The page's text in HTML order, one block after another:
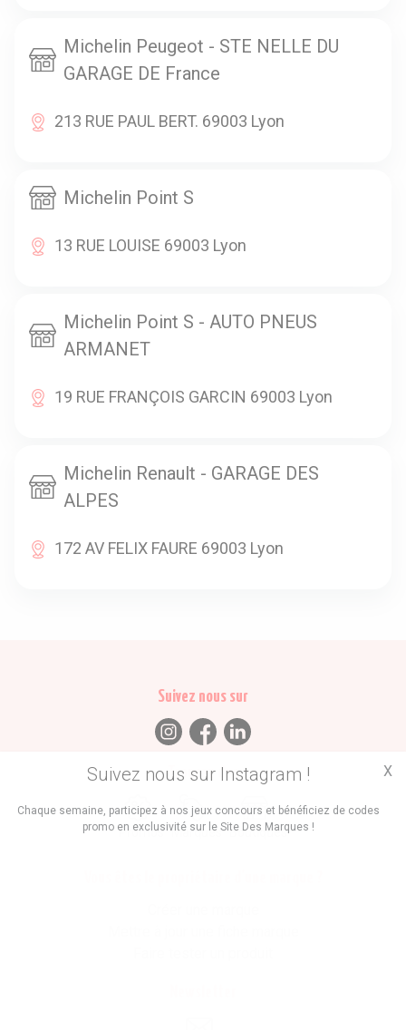
Michelin Peugeot - STE NELLE DU
GARAGE DE France
213 RUE PAUL BERT. 69003 Lyon
Michelin Point S
13 RUE LOUISE 69003 Lyon
Michelin Point S - AUTO PNEUS
ARMANET
19 RUE FRANÇOIS GARCIN 69003 Lyon
Michelin Renault - GARAGE DES
ALPES
172 AV FELIX FAURE 69003 Lyon
Suivez nous sur Instagram !
Chaque semaine, participez à nos jeux concours et bénéficiez de codes
promo en exclusivité sur le Site Des Marques !
X
Suivez nous sur
Trouvez des
Promos Marques Boutiques